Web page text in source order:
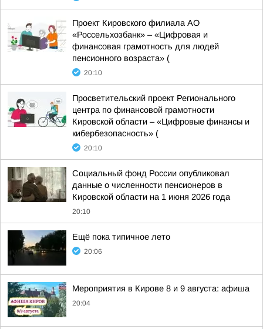
Проект Кировского филиала АО
«Россельхозбанк» – «Цифровая и
финансовая грамотность для людей
пенсионного возраста» (
20:10
Просветительский проект Регионального
центра по финансовой грамотности
Кировской области – «Цифровые финансы и
кибербезопасность» (
20:10
Социальный фонд России опубликовал
данные о численности пенсионеров в
Кировской области на 1 июня 2026 года
20:10
Ещё пока типичное лето
20:06
Мероприятия в Кирове 8 и 9 августа: афиша
20:04